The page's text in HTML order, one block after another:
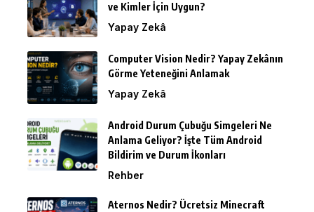
ve Kimler İçin Uygun?
Yapay Zekâ
Computer Vision Nedir? Yapay Zekânın
Görme Yeteneğini Anlamak
Yapay Zekâ
Android Durum Çubuğu Simgeleri Ne
Anlama Geliyor? İşte Tüm Android
Bildirim ve Durum İkonları
Rehber
Aternos Nedir? Ücretsiz Minecraft